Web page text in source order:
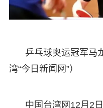
乒乓球奥运冠军马
湾“今日新闻网”）
中国台湾网12月2